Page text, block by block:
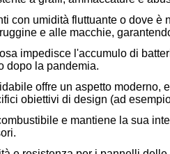
con umidità fluttuante o dove è
e alle macchie,
impedisce l'accumulo di
dopo la pandemia.
offre un aspetto moderno,
obiettivi di design (ad
e mantiene la sua